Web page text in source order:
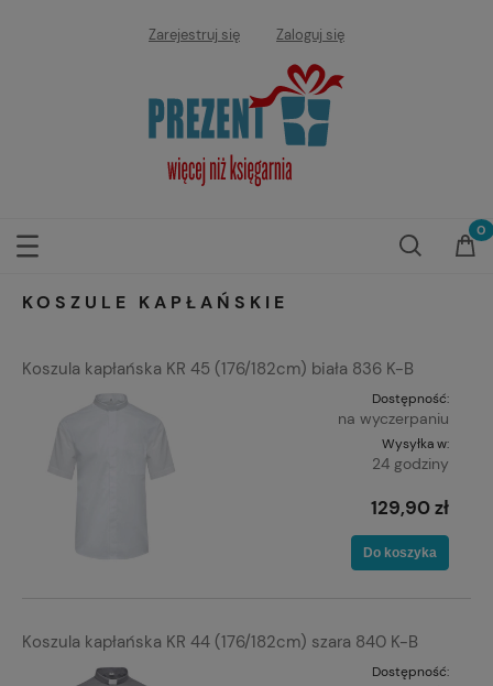
Zarejestruj się Zaloguj się
KOSZULE KAPŁAŃSKIE
Koszula kapłańska KR 45 (176/182cm) biała 836 K-B
Dostępność:
na wyczerpaniu
Wysyłka w:
24 godziny
129,90 zł
Do koszyka
Koszula kapłańska KR 44 (176/182cm) szara 840 K-B
Dostępność: